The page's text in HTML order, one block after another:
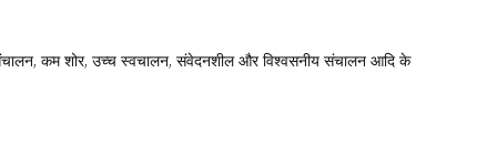
कम शोर, उच्च स्वचालन, संवेदनशील और विश्वसनीय संचालन आदि के